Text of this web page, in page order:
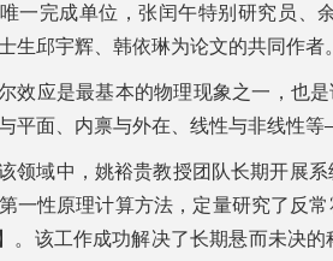
一完成单位，张闰午特别研究员、
生邱宇辉、韩依琳为论文的共同作者
效应是最基本的物理现象之一，也
平面、内禀与外在、线性与非线性
领域中，姚裕贵教授团队长期开展
一性原理计算方法，定量研究了反
。该工作成功解决了长期悬而未决